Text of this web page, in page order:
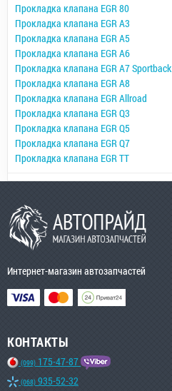
Прокладка клапана EGR 80
Прокладка клапана EGR A3
Прокладка клапана EGR A5
Прокладка клапана EGR A6
Прокладка клапана EGR A7 Sportback
Прокладка клапана EGR A8
Прокладка клапана EGR Allroad
Прокладка клапана EGR Q3
Прокладка клапана EGR Q5
Прокладка клапана EGR Q7
Прокладка клапана EGR TT
Интернет-магазин автозапчастей
КОНТАКТЫ
(099) 175-47-87
(068) 935-52-32